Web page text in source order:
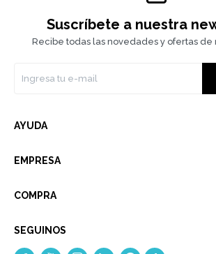
Suscríbete a nuestra
Recibe todas las novedades y ofertas de
AYUDA
EMPRESA
COMPRA
SEGUINOS